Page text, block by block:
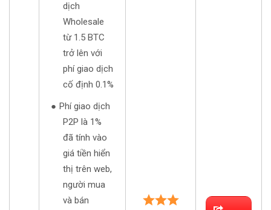
dịch
Wholesale
từ 1.5 BTC
trở lên với
phí giao dịch
cố định 0.1%
Phí giao dịch
P2P là 1%
đã tính vào
giá tiền hiển
thị trên web,
người mua
và bán